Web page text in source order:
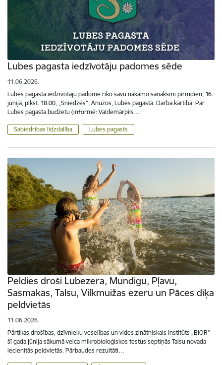
Lubes pagasta iedzīvotāju padomes sēde
11.06.2026.
Lubes pagasta iedzīvotāju padome rīko savu nākamo sanāksmi pirmdien, 16.
jūnijā, plkst. 18.00, „Sniedzēs”, Anužos, Lubes pagastā. Darba kārtībā: Par
Lubes pagasta budžetu (informē: Valdemārpils…
Sabiedrības līdzdalība Lubes pagasts
Peldies droši Lubezera, Mundigu, Pļavu,
Sasmakas, Talsu, Vilkmuižas ezeru un Pāces dīķa
peldvietās
11.06.2026.
Pārtikas drošības, dzīvnieku veselības un vides zinātniskais institūts „BIOR”
šī gada jūnija sākumā veica mikrobioloģiskos testus septiņās Talsu novada
iecienītās peldvietās. Pārbaudes rezultāti…